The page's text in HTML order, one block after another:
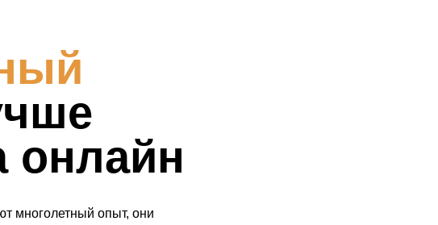
онлайн
многолетный опыт, они